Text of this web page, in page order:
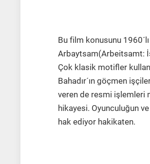
Bu film konusunu
Arbaytsam(Arbeitsamt:
Çok klasik motifler
Bahadır´ın göçmen
veren de resmi işlemleri
hikayesi. Oyunculuğun
hak ediyor hakikaten.